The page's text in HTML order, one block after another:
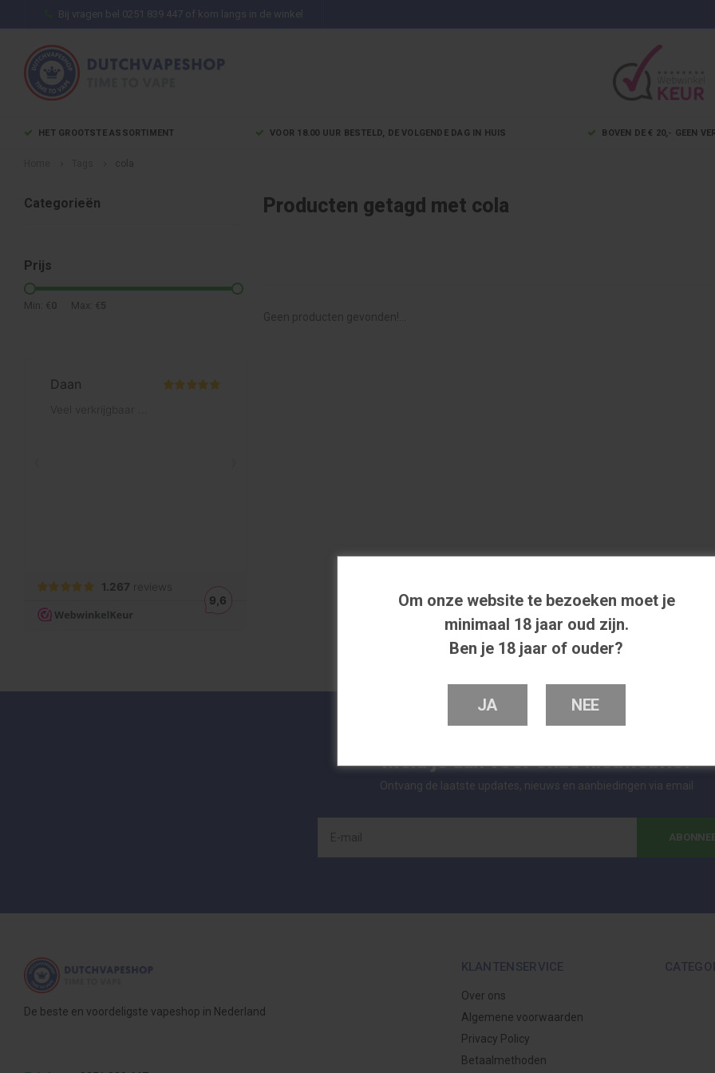
Om onze website te bezoeken moet je
minimaal 18 jaar oud zijn.
Ben je 18 jaar of ouder?
JA NEE
Bij vragen bel 0251 839 447 of kom langs in de winkel
HET GROOTSTE ASSORTIMENT VOOR 18.00 UUR BESTELD, DE VOLGENDE DAG IN HUIS BOVEN DE € 20,- GEEN
cola
Categorieën
Prijs
Min: € 0 Max: € 5
Producten getagd met cola
Geen producten gevonden!...
Meld je aan voor onze nieuwsbrief
Ontvang de laatste updates, nieuws en aanbiedingen via email
De beste en voordeligste vapeshop in Nederland
KLANTENSERVICE
Over ons
Algemene voorwaarden
Privacy Policy
Betaalmethoden